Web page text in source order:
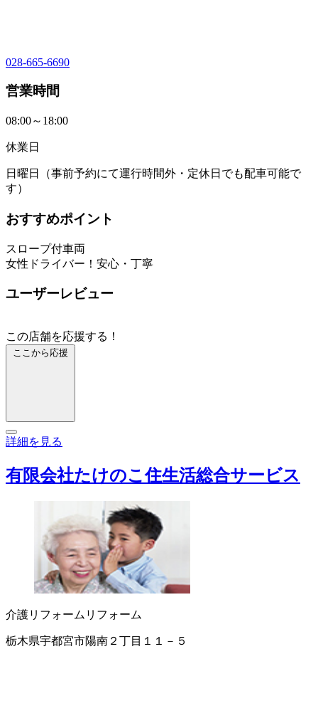
028-665-6690
営業時間
08:00～18:00
休業日
日曜日（事前予約にて運行時間外・定休日でも配車可能で
す）
おすすめポイント
スロープ付車両
女性ドライバー！安心・丁寧
ユーザーレビュー
この店舗を応援する！
ここから応援
詳細を見る
有限会社たけのこ住生活総合サービス
介護リフォーム リフォーム
栃木県宇都宮市陽南２丁目１１－５